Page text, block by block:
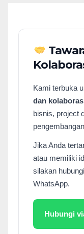
Kami terbuka
dan
bisnis, project
Jika Anda
atau memiliki
silakan
WhatsApp.
Hubungi